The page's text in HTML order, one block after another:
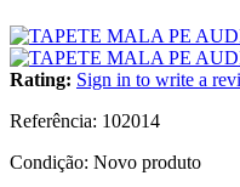
Rating: Sign in to write a
Referência: 102014
Condição: Novo produto